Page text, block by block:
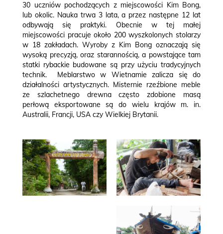
30 uczniów pochodzących z miejscowości Kim Bong,
lub okolic. Nauka trwa 3 lata, a przez następne 12 lat
odbywają się praktyki. Obecnie w tej małej
miejscowości pracuje około 200 wyszkolonych stolarzy
w 18 zakładach. Wyroby z Kim Bong oznaczają się
wysoką precyzją, oraz starannością, a powstające tam
statki rybackie budowane są przy użyciu tradycyjnych
technik. Meblarstwo w Wietnamie zalicza się do
działalności artystycznych. Misternie rzeźbione meble
ze szlachetnego drewna często zdobione masą
perłową eksportowane są do wielu krajów m. in.
Australii, Francji, USA czy Wielkiej Brytanii.